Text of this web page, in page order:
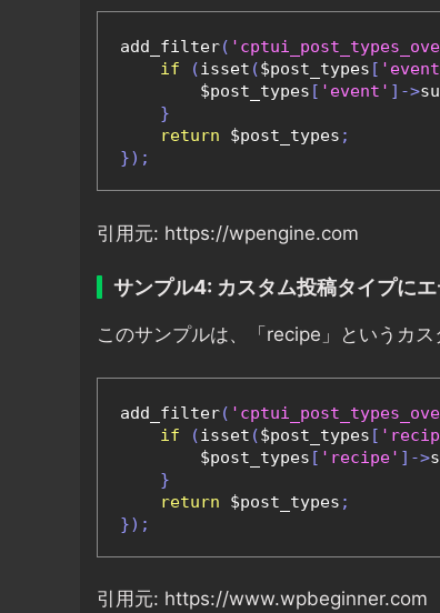
add_filter(
if
(isset ($post_types [
        $post_types
[ 'event' ]->
}
return $post_types ;
});
引用元: https://wpengine.com
サンプル4: カスタム投稿タイプに
このサンプルは、「recipe」というカ
add_filter(
if
(isset ($post_types [
        $post_types
[ 'recipe' ]->
}
return $post_types ;
});
引用元: https://www.wpbeginner.com